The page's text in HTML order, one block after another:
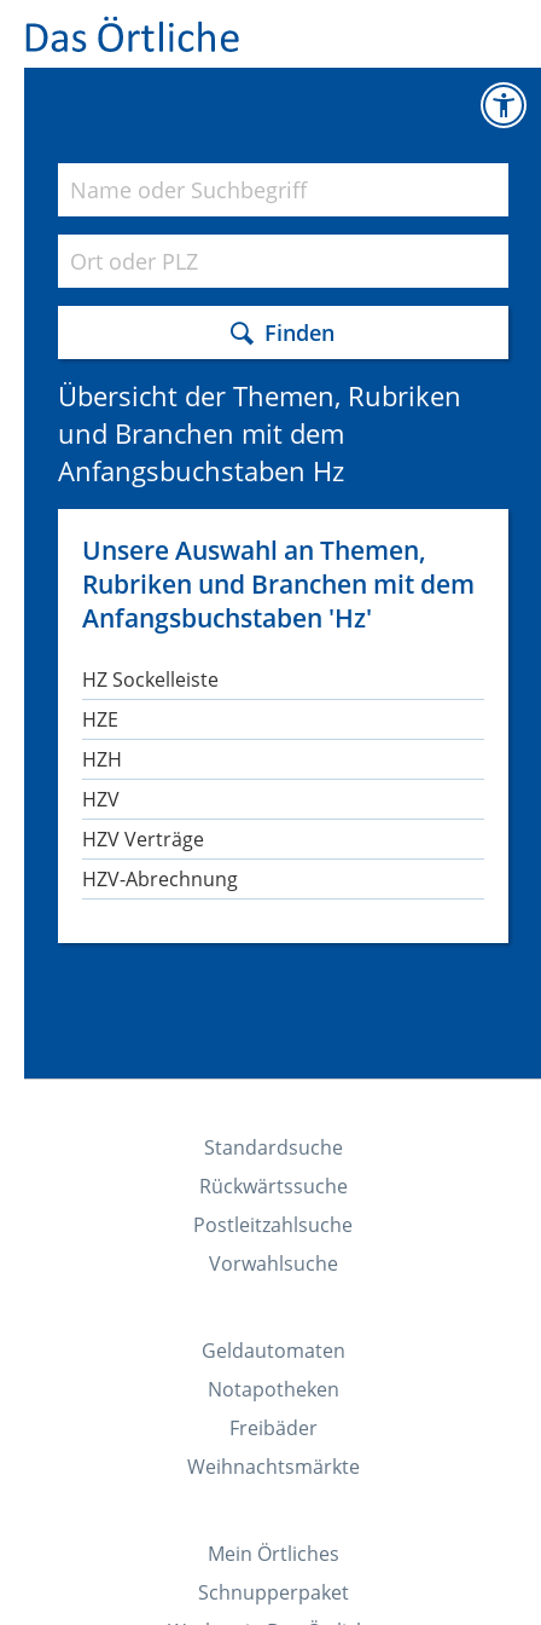
Finden
Übersicht der Themen, Rubriken
und Branchen mit dem
Anfangsbuchstaben Hz
Unsere Auswahl an Themen,
Rubriken und Branchen mit dem
Anfangsbuchstaben 'Hz'
HZ Sockelleiste
HZE
HZH
HZV
HZV Verträge
HZV-Abrechnung
Standardsuche
Rückwärtssuche
Postleitzahlsuche
Vorwahlsuche
Geldautomaten
Notapotheken
Freibäder
Weihnachtsmärkte
Mein Örtliches
Schnupperpaket